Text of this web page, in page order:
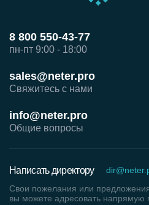
8 800 550-43-77
пн-пт 9:00 - 18:00
sales@neter.pro
Свяжитесь с нами
info@neter.pro
Общие вопросы
Написать директору
Свои пожелания или
вы можете адресовать напрямую